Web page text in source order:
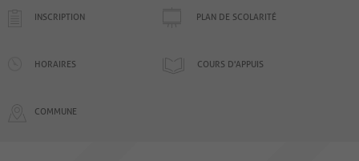
INSCRIPTION PLAN DE SCOLARITÉ
HORAIRES COURS D'APPUIS
COMMUNE